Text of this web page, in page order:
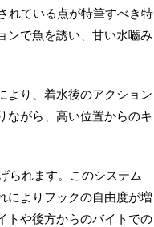
れている点が特筆すべき特
ンで魚を誘い、甘い水嚙み
より、着水後のアクション
ながら、高い位置からのキ
られます。このシステム
によりフックの自由度が増
トや後方からのバイトでの